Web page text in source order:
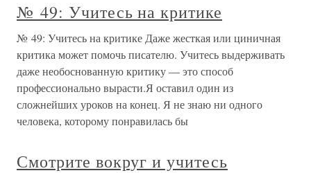
№ 49: Учитесь на критике
№ 49: Учитесь на критике Даже жесткая или циничная
критика может помочь писателю. Учитесь выдерживать
даже необоснованную критику — это способ
профессионально вырасти.Я оставил один из
сложнейших уроков на конец. Я не знаю ни одного
человека, которому понравилась бы
Смотрите вокруг и учитесь